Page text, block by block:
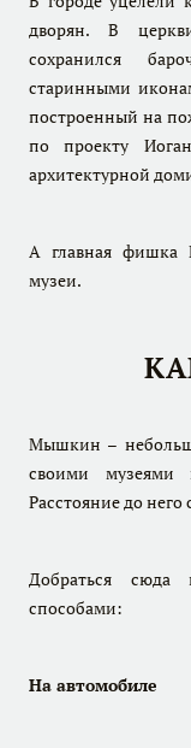
дворян. В
сохранился
старинными
построенный на
по проекту
архитектурной
А главная фишка
музеи.
Мышкин –
своими музеями
Расстояние до него
Добраться сюда
способами:
На автомобиле